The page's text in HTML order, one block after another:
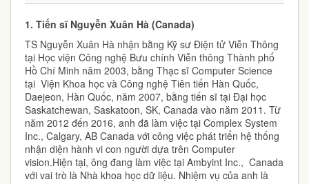
1. Tiến sĩ Nguyễn Xuân Hà (Canada)
TS Nguyễn Xuân Hà nhận bằng Kỹ sư Điện tử Viễn Thông
tại Học viện Công nghệ Bưu chính Viễn thông Thành phố
Hồ Chí Minh năm 2003, bằng Thạc sĩ Computer Science
tại Viện Khoa học và Công nghệ Tiên tiến Hàn Quốc,
Daejeon, Hàn Quốc, năm 2007, bằng tiến sĩ tại Đại học
Saskatchewan, Saskatoon, SK, Canada vào năm 2011. Từ
năm 2012 đến 2016, anh đã làm việc tại Complex System
Inc., Calgary, AB Canada với công việc phát triển hệ thống
nhận diện hành vi con người dựa trên Computer
vision.Hiện tại, ông đang làm việc tại Ambyint Inc., Canada
với vai trò là Nhà khoa học dữ liệu. Nhiệm vụ của anh là